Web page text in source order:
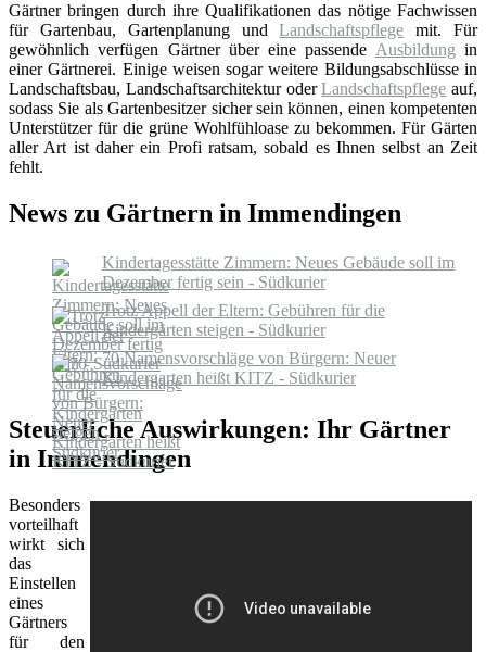
Gärtner bringen durch ihre Qualifikationen das nötige Fachwissen
für Gartenbau, Gartenplanung undLandschaftspflege mit. Für
gewöhnlich verfügen Gärtner über eine passende Ausbildung in
einer Gärtnerei. Einige weisen sogar weitere Bildungsabschlüsse in
Landschaftsbau, Landschaftsarchitektur oderLandschaftspflege auf,
sodass Sie als Gartenbesitzer sicher sein können, einen kompetenten
Unterstützer für die grüne Wohlfühloase zu bekommen. Für Gärten
aller Art ist daher ein Profi ratsam, sobald es Ihnen selbst an Zeit
fehlt.
News zu Gärtnern in Immendingen
Kindertagesstätte Zimmern: Neues Gebäude soll im
Dezember fertig sein - Südkurier
Trotz Appell der Eltern: Gebühren für die
Kindergärten steigen - Südkurier
70 Namensvorschläge von Bürgern: Neuer
Kindergarten heißt KITZ - Südkurier
Steuerliche Auswirkungen: Ihr Gärtner
in Immendingen
Besonders
vorteilhaft
wirkt sich
das
Einstellen
eines
Gärtners
für den